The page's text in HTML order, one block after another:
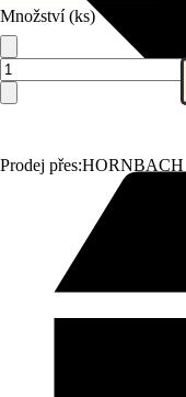
Prodej přes:HORNBACH
Množství (ks)